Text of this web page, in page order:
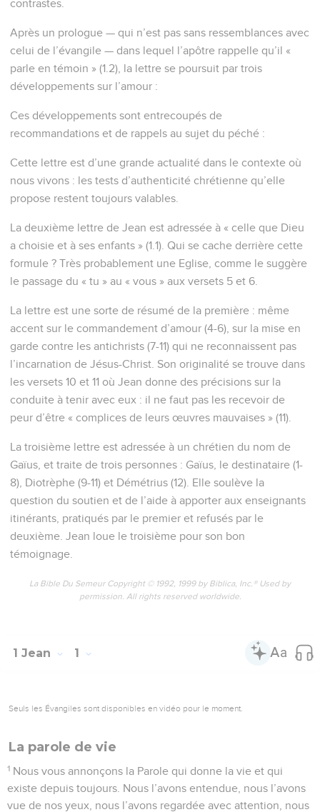
contrastes.
Après un prologue — qui n’est pas sans ressemblances avec
celui de l’évangile — dans lequel l’apôtre rappelle qu’il «
parle en témoin » (1.2), la lettre se poursuit par trois
développements sur l’amour :
Ces développements sont entrecoupés de
recommandations et de rappels au sujet du péché :
Cette lettre est d’une grande actualité dans le contexte où
nous vivons : les tests d’authenticité chrétienne qu’elle
propose restent toujours valables.
La deuxième lettre de Jean est adressée à « celle que Dieu
a choisie et à ses enfants » (1.1). Qui se cache derrière cette
formule ? Très probablement une Eglise, comme le suggère
le passage du « tu » au « vous » aux versets 5 et 6.
La lettre est une sorte de résumé de la première : même
accent sur le commandement d’amour (4-6), sur la mise en
garde contre les antichrists (7-11) qui ne reconnaissent pas
l’incarnation de Jésus-Christ. Son originalité se trouve dans
les versets 10 et 11 où Jean donne des précisions sur la
conduite à tenir avec eux : il ne faut pas les recevoir de
peur d’être « complices de leurs œuvres mauvaises » (11).
La troisième lettre est adressée à un chrétien du nom de
Gaïus, et traite de trois personnes : Gaïus, le destinataire (1-
8), Diotrèphe (9-11) et Démétrius (12). Elle soulève la
question du soutien et de l’aide à apporter aux enseignants
itinérants, pratiqués par le premier et refusés par le
deuxième. Jean loue le troisième pour son bon
témoignage.
La Bible Du Semeur Copyright © 1992, 1999 by Biblica, Inc.® Used by
permission. All rights reserved worldwide.
1 Jean 1
Seuls les Évangiles sont disponibles en vidéo pour le moment.
La parole de vie
1 Nous vous annonçons la Parole qui donne la vie et qui
existe depuis toujours. Nous l’avons entendue, nous l’avons
vue de nos yeux, nous l’avons regardée avec attention, nous